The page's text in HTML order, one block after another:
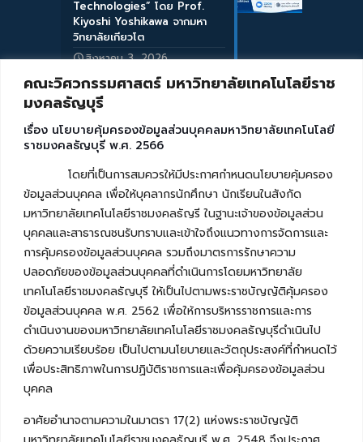
คณะวิศวกรรมศาสตร์ มหาวิทยาลัยเทคโนโลยีราช
มงคลธัญบุรี
เรื่อง นโยบายคุ้มครองข้อมูลส่วนบุคคลมหาวิทยาลัยเทคโนโลยี
ราชมงคลธัญบุรี พ.ศ. 2566
โดยที่เป็นการสมควรให้มีประกาศกำหนดนโยบายคุ้มครอง
ข้อมูลส่วนบุคคล เพื่อให้บุคลากรนักศึกษา นักเรียนในสังกัด
มหาวิทยาลัยเทคโนโลยีราชมงคลธัญรี ในฐานะเจ้าของข้อมูลส่วน
บุคคลและสาธารณชนรับทราบและเข้าใจถึงแนวทางการจัดการและ
การคุ้มครองข้อมูลส่วนบุคคล รวมถึงมาตรการรักษาความ
ปลอดภัยของข้อมูลส่วนบุคคลที่ดำเนินการโดยมหาวิทยาลัย
เทคโนโลยีราชมงคลธัญบุรี ให้เป็นไปตามพระราชบัญญัติคุ้มครอง
ข้อมูลส่วนบุคคล พ.ศ. 2562 เพื่อให้การบริหารราชการและการ
ดำเนินงานของมหาวิทยาลัยเทคโนโลยีราชมงคลธัญบุรีดำเนินไป
ด้วยความเรียบร้อย เป็นไปตามนโยบายและวัตถุประสงค์ที่กำหนดไว้
เพื่อประสิทธิภาพในการปฏิบัติราชการและเพื่อคุ้มครองข้อมูลส่วน
บุคคล
อาศัยอำนาจตามความในมาตรา 17(2) แห่งพระราชบัญญัติ
Technologies” โดย Prof.
Kiyoshi Yoshikawa จากมหา
วิทยาลัยเกียวโต
สิงหาคม 3, 2026